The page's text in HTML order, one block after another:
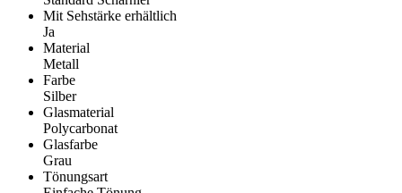
Mit Sehstärke erhältlich
Ja
Material
Metall
Farbe
Silber
Glasmaterial
Polycarbonat
Glasfarbe
Grau
Tönungsart